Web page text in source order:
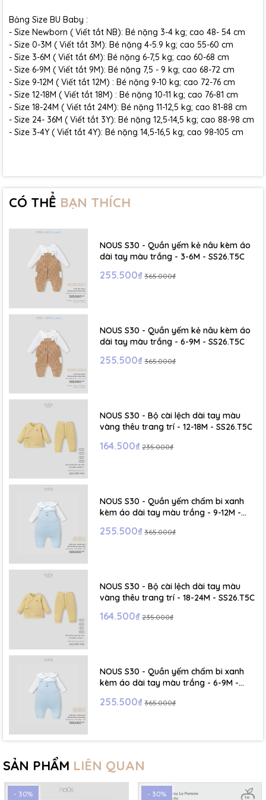
Bảng Size BU Baby :
- Size Newborn ( Viết tắt NB): Bé nặng 3-4 kg; cao 48- 54 cm
- Size 0-3M ( Viết tắt 3M): Bé nặng 4-5.9 kg; cao 55-60 cm
- Size 3-6M ( Viết tắt 6M): Bé nặng 6-7,5 kg; cao 60-68 cm
- Size 6-9M ( Viết tắt 9M): Bé nặng 7,5 - 9 kg; cao 68-72 cm
- Size 9-12M ( Viết tắt 12M) : Bé nặng 9-10 kg; cao 72-76 cm
- Size 12-18M ( Viết tắt 18M) : Bé nặng 10-11 kg; cao 76-81 cm
- Size 18-24M ( Viết tắt 24M): Bé nặng 11-12,5 kg; cao 81-88 cm
- Size 24- 36M ( Viết tắt 3Y): Bé nặng 12,5-14,5 kg; cao 88-98 cm
- Size 3-4Y ( Viết tắt 4Y): Bé nặng 14,5-16,5 kg; cao 98-105 cm
CÓ THỂ BẠN THÍCH
NOUS S30 - Quần yếm kẻ nâu kèm áo
dài tay màu trắng - 3-6M - SS26.T5C
255.500₫ 365.000₫
NOUS S30 - Quần yếm kẻ nâu kèm áo
dài tay màu trắng - 6-9M - SS26.T5C
255.500₫ 365.000₫
NOUS S30 - Bộ cài lệch dài tay màu
vàng thêu trang trí - 12-18M - SS26.T5C
164.500₫ 235.000₫
NOUS S30 - Quần yếm chấm bi xanh
kèm áo dài tay màu trắng - 9-12M -
255.500₫ 365.000₫
NOUS S30 - Bộ cài lệch dài tay màu
vàng thêu trang trí - 18-24M - SS26.T5C
164.500₫ 235.000₫
NOUS S30 - Quần yếm chấm bi xanh
kèm áo dài tay màu trắng - 6-9M -
255.500₫ 365.000₫
SẢN PHẨM LIÊN QUAN
- 30% - 30%